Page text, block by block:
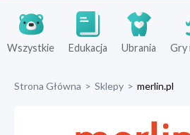
Produkty
Sklepy
Wszystkie Edukacja Ubrania Gry
Strona Główna > Sklepy > merlin.pl